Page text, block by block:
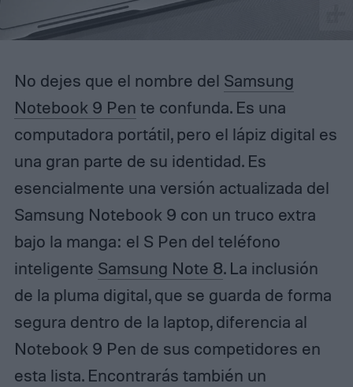
No dejes que el nombre del Samsung
Notebook 9 Pen te confunda. Es una
computadora portátil, pero el lápiz digital es
una gran parte de su identidad. Es
esencialmente una versión actualizada del
Samsung Notebook 9 con un truco extra
bajo la manga: el S Pen del teléfono
inteligente Samsung Note 8. La inclusión
de la pluma digital, que se guarda de forma
segura dentro de la laptop, diferencia al
Notebook 9 Pen de sus competidores en
esta lista. Encontrarás también un